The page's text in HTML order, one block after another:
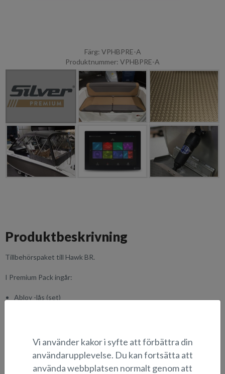
Färg: VPHBPRE-A
Produktnummer: VPHBPRE-A
Produktbeskrivning
Tillbehörspaket till Hawk BR.
I Premium Pack ingår:
Abloy -lås (set)
Flaggstång med fästen
Förarens vindrutetorkare
Förtöjningskit med förvaringsväska
Raymarine Axiom+ 12 RV -kartplotter med CPT-S givare
Vi använder kakor i syfte att förbättra din
användarupplevelse. Du kan fortsätta att
använda webbplatsen normalt genom att